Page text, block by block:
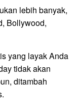
lebih banyak,
Bollywood,
yang layak Anda
tidak akan
ditambah